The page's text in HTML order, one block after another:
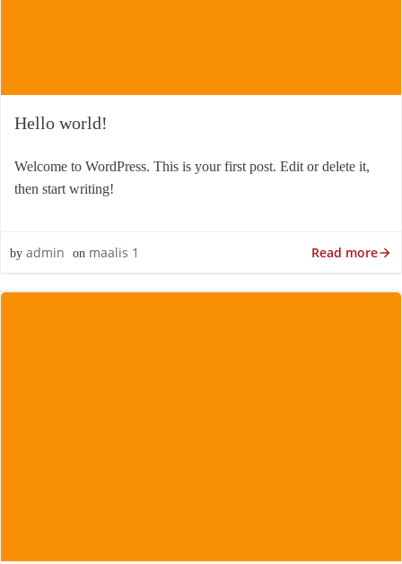
Hello world!
Welcome to WordPress. This is your first post. Edit or delete it,
then start writing!
by admin on maalis 1 Read more